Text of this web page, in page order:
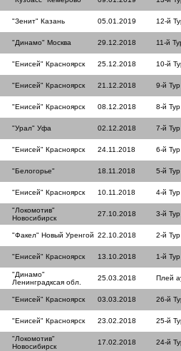
"Зенит" Казань 05.01.2019 12-й
"Динамо" Москва 29.12.2018 11-й
"Енисей" Красноярск 25.12.2018 10-й
"Енисей" Красноярск 21.12.2018 9-й Тур
"Енисей" Красноярск 08.12.2018 8-й Тур
"Урал" Уфа 02.12.2018 7-й Тур
"Енисей" Красноярск 24.11.2018 6-й Тур
"Белогорье" 18.11.2018 5-й Тур
"Енисей" Красноярск 10.11.2018 4-й Тур
"Локомотив"
Новосибирск
27.10.2018 3-й Тур
"Факел" Новый Уренгой 22.10.2018 2-й Тур
"Енисей" Красноярск 13.10.2018 1-й Тур
"Динамо"
Ленинградксая обл.
25.03.2018 Плей
"Енисей" Красноярск 03.03.2018 26-й
"Енисей" Красноярск 23.02.2018 25-й
"Локомотив"
Новосибирск
17.02.2018 24-й